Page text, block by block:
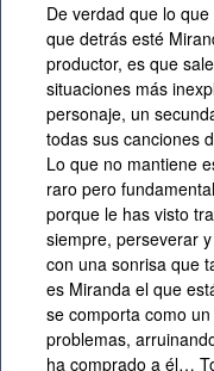
De verdad que lo
que detrás esté
productor, es que
situaciones más
personaje, un
todas sus canciones
Lo que no mantiene
raro pero
porque le has visto
siempre, perseverar
con una sonrisa que
es Miranda el que
se comporta como
problemas,
ha comprado a él…